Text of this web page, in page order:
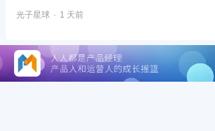
光子星球 1 天前
©2026 - 人人都是产品经理